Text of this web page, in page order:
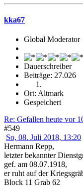
kka67
Global Moderator
Dauerschreiber
Beiträge: 27.026
Ort: Altmark
Gespeichert
Re: Gefallen heute vor
#549
So, 08. Juli 2018, 13:20
Hermann Repp,
letzter bekannter
gef. am 08.07.1918,
er ruht auf der
Block 11 Grab 62